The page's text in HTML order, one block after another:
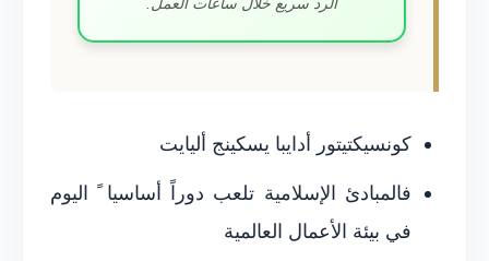
كونسيكتيتور أدايبا يسكينج أليايت
فالمبادئ الإسلامية تلعب دوراً أساسيا ً اليوم
في بيئة الأعمال العالمية